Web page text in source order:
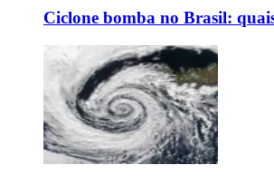
Ciclone bomba no Brasil: